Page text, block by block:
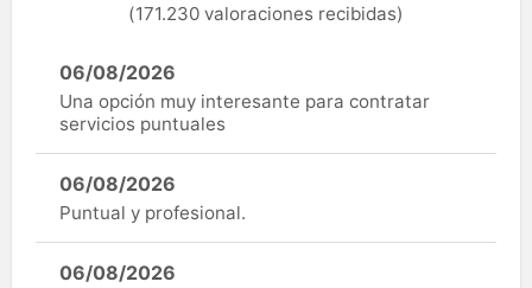
(171.230 valoraciones recibidas)
06/08/2026
Una opción muy interesante para contratar
servicios puntuales
06/08/2026
Puntual y profesional.
06/08/2026